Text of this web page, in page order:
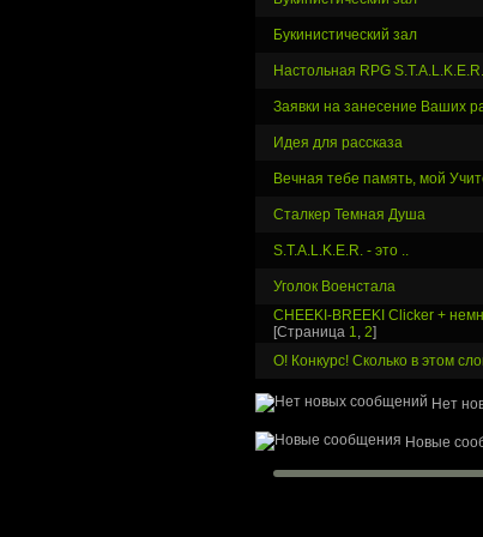
Букинистический зал
Настольная RPG S.T.A.L.K.E.R.
Заявки на занесение Ваших
Идея для рассказа
Вечная тебе память, мой
Сталкер Темная Душа
S.T.A.L.K.E.R. - это ..
Уголок Военстала
CHEEKI-BREEKI Clicker +
[Страница 1, 2]
О! Конкурс! Сколько в этом
Нет
Новые